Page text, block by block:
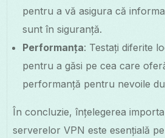
pentru a vă asigura că
sunt în siguranță.
Performanța: Testați diferite
pentru a găsi pe cea care
performanță pentru nevoile
În concluzie, înțelegerea
serverelor VPN este esențială